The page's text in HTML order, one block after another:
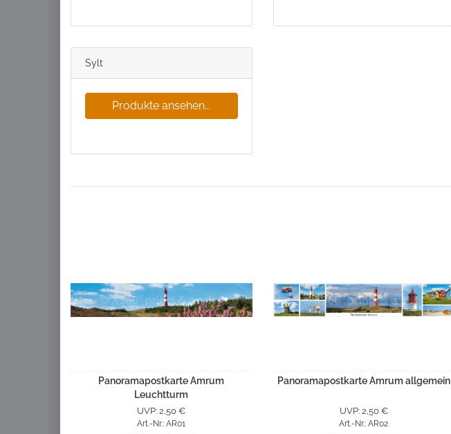
Sylt
Produkte ansehen...
Panoramapostkarte Amrum
Leuchtturm
UVP: 2,50 €
Art.-Nr.: AR01
Panoramapostkarte Amrum allgemein
UVP: 2,50 €
Art.-Nr.: AR02